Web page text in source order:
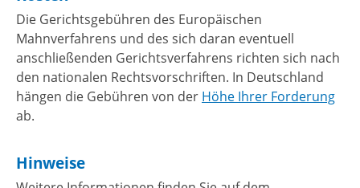
Die Gerichtsgebühren des Europäischen
Mahnverfahrens und des sich daran eventuell
anschließenden Gerichtsverfahrens richten sich nach
den nationalen Rechtsvorschriften. In Deutschland
hängen die Gebühren von der Höhe Ihrer Forderung
ab.
Hinweise